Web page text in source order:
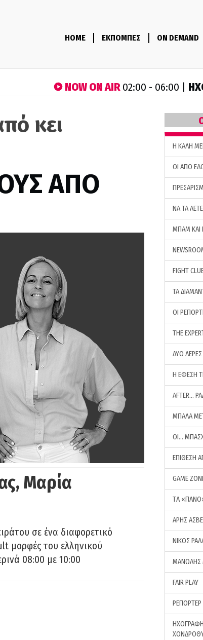
HOME ΕΚΠΟΜΠΕΣ ON DEMAND
NOW ON AIR02:00 - 06:00 |
κει
ΑΠΟ
Μαρία
σε ένα διαφορετικό
μορφές του ελληνικού
08:00 με 10:00
H ΚΑΛΗ
ΟΙ ΑΠΟ
ΝΑ ΤΑ
ΜΠΑΜ ΚΑΙ
FIGHT
ΤΑ
ΟΙ
THE
ΔΥΟ
Η ΕΦΕΣΗ
AFTER…
ΜΠΑΛΑ
ΟΙ…
ΕΠΙΘΕΣΗ
GAME
ΤA
ΑΡΗΣ
ΝΙΚΟΣ
ΜΑΝΩΛΗΣ
FAIR PLAY
ΡΕΠΟΡΤΕΡ